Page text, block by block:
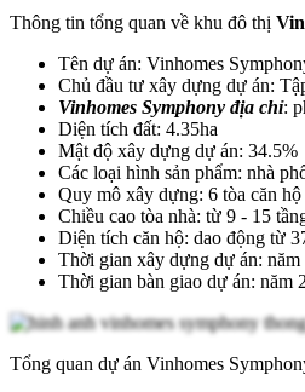
Thông tin tổng quan về khu đô thị
Tên dự án: Vinhomes
Chủ đầu tư xây dựng dự án:
Vinhomes Symphony địa chỉ:
Diện tích đất: 4.35ha
Mật độ xây dựng dự án: 34.5%
Các loại hình sản phẩm: nhà
Quy mô xây dựng: 6 tòa căn hộ
Chiều cao tòa nhà: từ 9 - 15
Diện tích căn hộ: dao động từ
Thời gian xây dựng dự án: năm
Thời gian bàn giao dự án: năm
Tổng quan dự án Vinhomes